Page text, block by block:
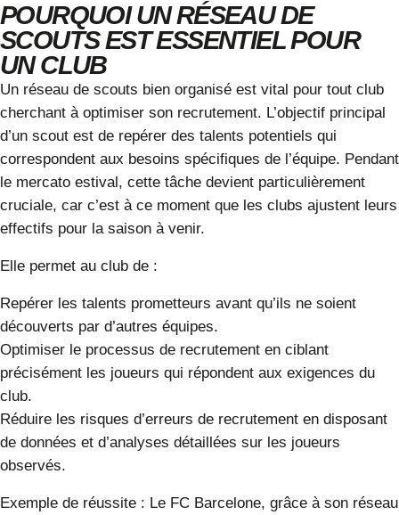
POURQUOI UN RÉSEAU DE
SCOUTS EST ESSENTIEL POUR
UN CLUB
Un réseau de scouts bien organisé est vital pour tout club
cherchant à optimiser son recrutement. L’objectif principal
d’un scout est de repérer des talents potentiels qui
correspondent aux besoins spécifiques de l’équipe. Pendant
le mercato estival, cette tâche devient particulièrement
cruciale, car c’est à ce moment que les clubs ajustent leurs
effectifs pour la saison à venir.
Elle permet au club de :
Repérer les talents prometteurs avant qu’ils ne soient
découverts par d’autres équipes.
Optimiser le processus de recrutement en ciblant
précisément les joueurs qui répondent aux exigences du
club.
Réduire les risques d’erreurs de recrutement en disposant
de données et d’analyses détaillées sur les joueurs
observés.
Exemple de réussite : Le FC Barcelone, grâce à son réseau